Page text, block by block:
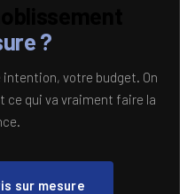
?
votre budget. On
ce qui va vraiment faire la
sur mesure